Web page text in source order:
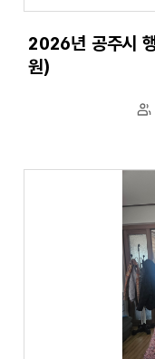
2026년 공주시
원)